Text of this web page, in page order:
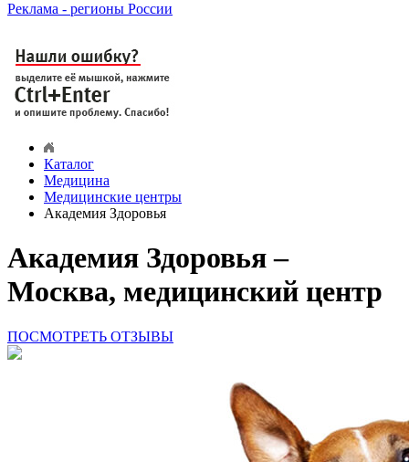
Реклама - регионы России
Каталог
Медицина
Медицинские центры
Академия Здоровья
Академия Здоровья –
Москва, медицинский центр
ПОСМОТРЕТЬ ОТЗЫВЫ